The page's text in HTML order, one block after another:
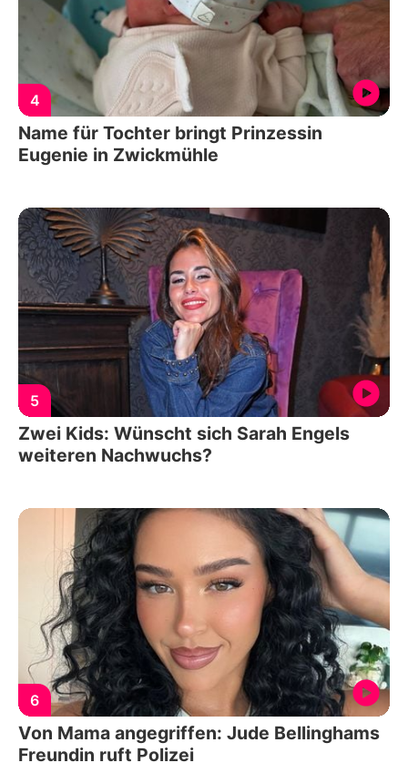
4
Name für Tochter bringt Prinzessin
Eugenie in Zwickmühle
5
Zwei Kids: Wünscht sich Sarah Engels
weiteren Nachwuchs?
6
Von Mama angegriffen: Jude Bellinghams
Freundin ruft Polizei